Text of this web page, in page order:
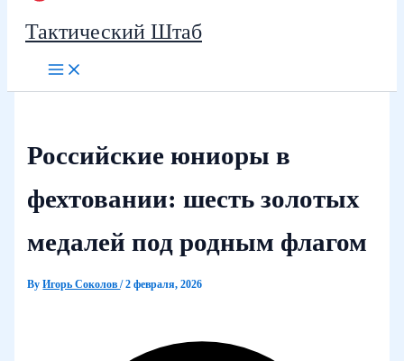
Тактический Штаб
Российские юниоры в
фехтовании: шесть золотых
медалей под родным флагом
ByИгорь Соколов/2 февраля, 2026